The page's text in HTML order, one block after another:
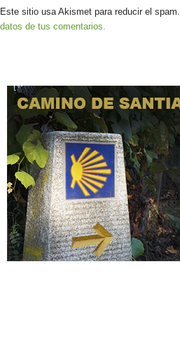
Este sitio usa Akismet para reducir el spam.
datos de tus comentarios.